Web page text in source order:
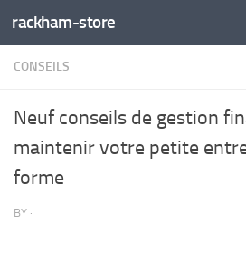
Skip to content
rackham-store
CONSEILS
Neuf conseils de gestion
maintenir votre petite
forme
BY ·